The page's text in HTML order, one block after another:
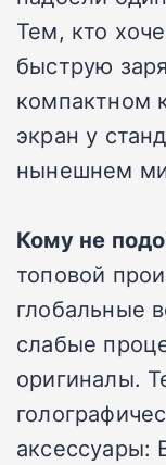
Тем, кто
быструю
компактном
экран у
нынешнем
Кому не
топовой
глобальные
слабые
оригиналы.
аксессуары: